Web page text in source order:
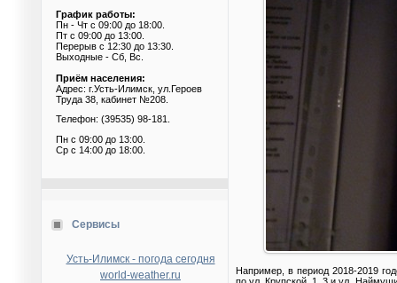
График работы:
Пн - Чт с 09:00 до 18:00.
Пт с 09:00 до 13:00.
Перерыв с 12:30 до 13:30.
Выходные - Сб, Вс.
Приём населения:
Адрес: г.Усть-Илимск, ул.Героев
Труда 38, кабинет №208.
Телефон: (39535) 98-181.
Пн с 09:00 до 13:00.
Ср с 14:00 до 18:00.
Сервисы
Усть-Илимск - погода сегодня
world-weather.ru
Например, в период 2018-2019